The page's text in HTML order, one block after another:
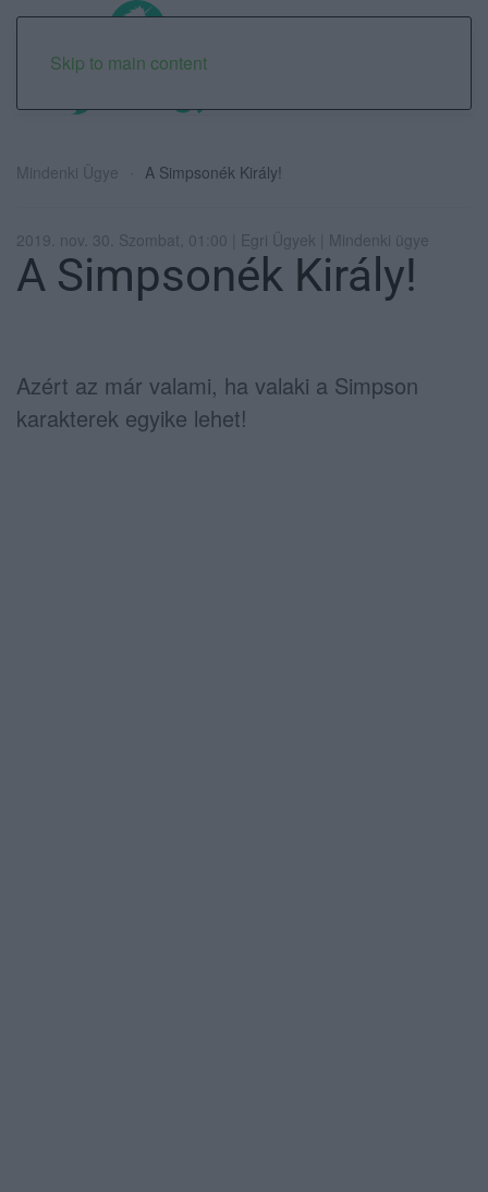
Skip to main content
Mindenki Ügye A Simpsonék Király!
2019. nov. 30. Szombat, 01:00 | Egri Ügyek | Mindenki ügye
A Simpsonék Király!
Azért az már valami, ha valaki a Simpson
karakterek egyike lehet!